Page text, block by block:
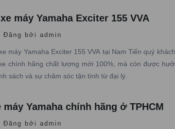
máy Yamaha Exciter 155 VVA
Đăng bởi admin
máy Yamaha Exciter 155 VVA tại Nam Tiến quý
chính hãng chất lượng mới 100%, mà còn được
sách và sự chăm sóc tận tình từ đại lý.
máy Yamaha chính hãng ở TPHCM
Đăng bởi admin